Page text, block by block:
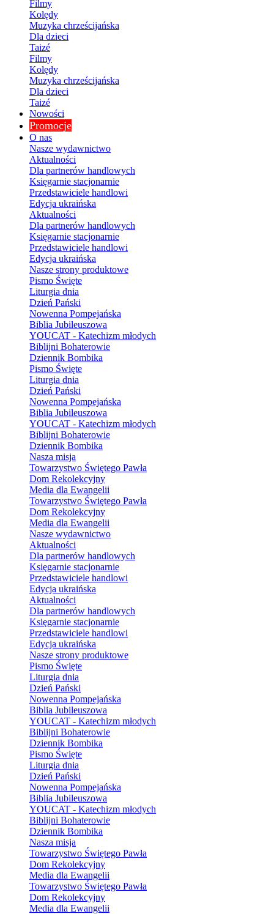
Filmy
Kolędy
Muzyka chrześcijańska
Dla dzieci
Taizé
Filmy
Kolędy
Muzyka chrześcijańska
Dla dzieci
Taizé
Nowości
Promocje
O nas
Nasze wydawnictwo
Aktualności
Dla partnerów handlowych
Księgarnie stacjonarnie
Przedstawiciele handlowi
Edycja ukraińska
Aktualności
Dla partnerów handlowych
Księgarnie stacjonarnie
Przedstawiciele handlowi
Edycja ukraińska
Nasze strony produktowe
Pismo Święte
Liturgia dnia
Dzień Pański
Nowenna Pompejańska
Biblia Jubileuszowa
YOUCAT - Katechizm młodych
Biblijni Bohaterowie
Dziennik Bombika
Pismo Święte
Liturgia dnia
Dzień Pański
Nowenna Pompejańska
Biblia Jubileuszowa
YOUCAT - Katechizm młodych
Biblijni Bohaterowie
Dziennik Bombika
Nasza misja
Towarzystwo Świętego Pawła
Dom Rekolekcyjny
Media dla Ewangelii
Towarzystwo Świętego Pawła
Dom Rekolekcyjny
Media dla Ewangelii
Nasze wydawnictwo
Aktualności
Dla partnerów handlowych
Księgarnie stacjonarnie
Przedstawiciele handlowi
Edycja ukraińska
Aktualności
Dla partnerów handlowych
Księgarnie stacjonarnie
Przedstawiciele handlowi
Edycja ukraińska
Nasze strony produktowe
Pismo Święte
Liturgia dnia
Dzień Pański
Nowenna Pompejańska
Biblia Jubileuszowa
YOUCAT - Katechizm młodych
Biblijni Bohaterowie
Dziennik Bombika
Pismo Święte
Liturgia dnia
Dzień Pański
Nowenna Pompejańska
Biblia Jubileuszowa
YOUCAT - Katechizm młodych
Biblijni Bohaterowie
Dziennik Bombika
Nasza misja
Towarzystwo Świętego Pawła
Dom Rekolekcyjny
Media dla Ewangelii
Towarzystwo Świętego Pawła
Dom Rekolekcyjny
Media dla Ewangelii